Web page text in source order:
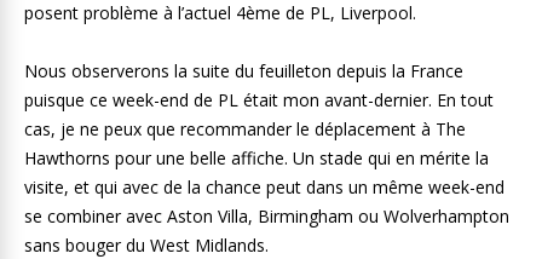
posent problème à l’actuel 4ème de PL, Liverpool.
Nous observerons la suite du feuilleton depuis la France
puisque ce week-end de PL était mon avant-dernier. En tout
cas, je ne peux que recommander le déplacement à The
Hawthorns pour une belle affiche. Un stade qui en mérite la
visite, et qui avec de la chance peut dans un même week-end
se combiner avec Aston Villa, Birmingham ou Wolverhampton
sans bouger du West Midlands.